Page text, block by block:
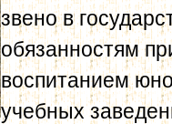
звено в
обязанностям
воспитанием
учебных